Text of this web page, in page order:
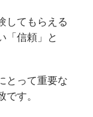
してもらえる
「信頼」と
とって重要な
す。